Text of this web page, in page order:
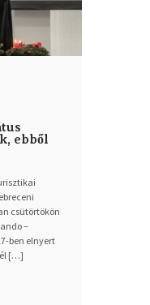
ebből
csütörtökön
–
ben elnyert
[…]